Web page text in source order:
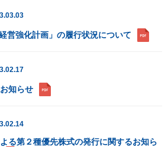
営強化計画」の履行状況について
知らせ
る第２種優先株式の発行に関するお知ら